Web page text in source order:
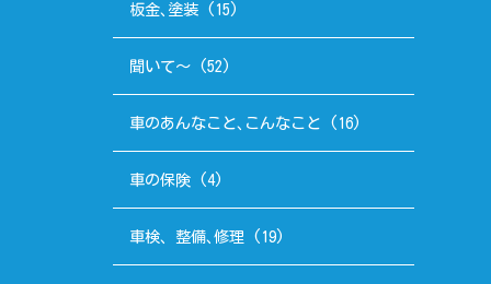
板金､塗装(15)
聞いて～(52)
車のあんなこと､こんなこと (16)
車の保険(4)
車検、整備､修理 (19)